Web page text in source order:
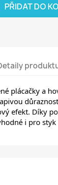
PŘIDAT DO
plácačky a
efekt. Díky
i pro